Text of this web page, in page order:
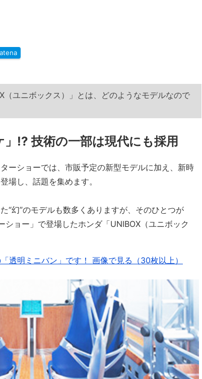
ユニボックス）」とは、どのようなモデルなので
!? 技術の一部は現代にも採用
ーショーでは、市販予定の新型モデルに加え、新時
場し、話題を集めます。
“幻”のモデルも数多くありますが、そのひとつが
ョー」で登場したホンダ「UNIBOX（ユニボック
透明ミニバン」です！ 画像で見る（30枚以上）